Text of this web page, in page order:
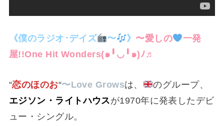
《僕のラジオ･デイズ 〜 》 〜愛しの
一発
屋!!One Hit Wonders⁠(⁠๑⁠╹⁠◡⁠╹⁠๑⁠)⁠ﾉ⁠♬
“恋のほのお“〜Love Growsは、
のグループ、
エジソン・ライトハウスが1970年に発表したデビ
ュー・シングル。